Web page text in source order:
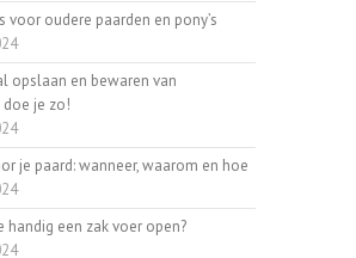
voor oudere paarden en pony’s
opslaan en bewaren van
doe je zo!
je paard: wanneer, waarom en hoe
handig een zak voer open?